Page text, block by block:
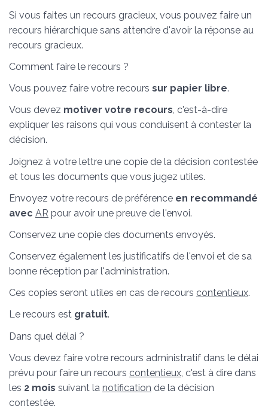
Si vous faites un recours gracieux, vous pouvez faire un
recours hiérarchique sans attendre d'avoir la réponse au
recours gracieux.
Comment faire le recours ?
Vous pouvez faire votre recours sur papier libre.
Vous devez motiver votre recours, c'est-à-dire
expliquer les raisons qui vous conduisent à contester la
décision.
Joignez à votre lettre une copie de la décision contestée
et tous les documents que vous jugez utiles.
Envoyez votre recours de préférence en recommandé
avec AR pour avoir une preuve de l'envoi.
Conservez une copie des documents envoyés.
Conservez également les justificatifs de l'envoi et de sa
bonne réception par l'administration.
Ces copies seront utiles en cas de recours contentieux.
Le recours est gratuit.
Dans quel délai ?
Vous devez faire votre recours administratif dans le délai
prévu pour faire un recours contentieux, c'est à dire dans
les 2 mois suivant la notification de la décision
contestée.